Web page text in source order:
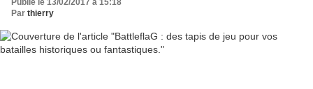
Par thierry